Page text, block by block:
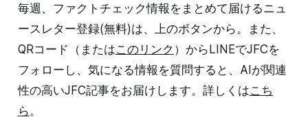
毎週、ファクトチェック情報をまとめて届けるニュ
ースレター登録(無料)は、上のボタンから。また、
QRコード（またはこのリンク ）からLINEでJFCを
フォローし、気になる情報を質問すると、AIが関連
性の高いJFC記事をお届けします。詳しくはこち
ら 。